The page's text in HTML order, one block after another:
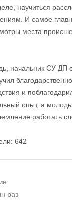
научиться
И самое
места
начальник СУ ДП
и
опыт, а
работать
642
по записям
пост:
раз